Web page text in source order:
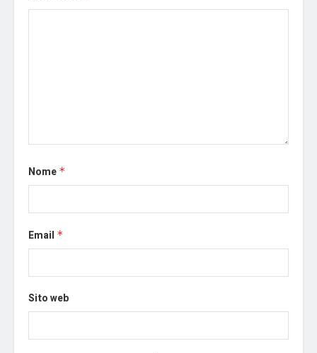
Nome *
Email *
Sito web